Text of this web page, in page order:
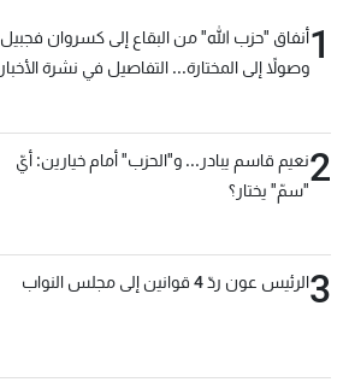
1أنفاق "حزب الله" من البقاع إلى كسروان فجبيل
وصولاً إلى المختارة... التفاصيل في نشرة الأخبار
2نعيم قاسم يبادر... و"الحزب" أمام خيارين: أيّ
"سمّ" يختار؟
3الرئيس عون ردّ 4 قوانين إلى مجلس النواب